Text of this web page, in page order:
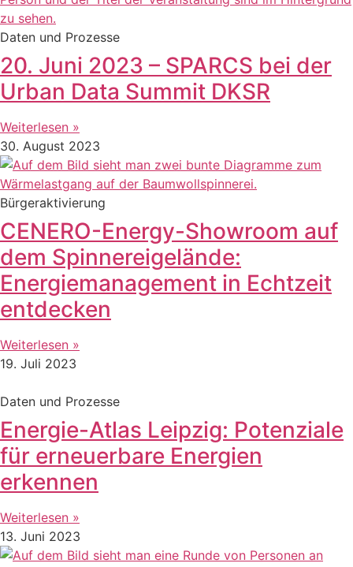
Daten und Prozesse
20. Juni 2023 – SPARCS bei der
Urban Data Summit DKSR
Weiterlesen »
30. August 2023
Bürgeraktivierung
CENERO-Energy-Showroom auf
dem Spinnereigelände:
Energiemanagement in Echtzeit
entdecken
Weiterlesen »
19. Juli 2023
Daten und Prozesse
Energie-Atlas Leipzig: Potenziale
für erneuerbare Energien
erkennen
Weiterlesen »
13. Juni 2023